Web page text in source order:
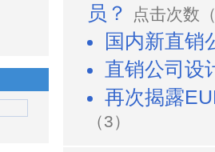
员？
点击次数
国内新直销
直销公司设
再次揭露
（3）